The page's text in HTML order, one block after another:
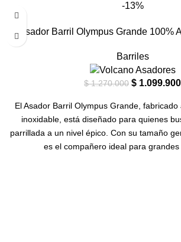
-13%
Asador Barril Olympus Grande 100%
Barriles
$1.270.000 $ 1.099.900
El Asador Barril Olympus Grande,
inoxidable, está diseñado para quienes
parrillada a un nivel épico. Con su tamaño
es el compañero ideal para grandes